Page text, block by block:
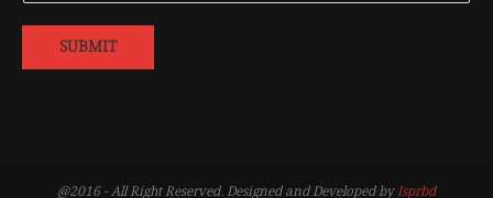
SUBMIT
@2016 - All Right Reserved. Designed and Developed byIsprbd